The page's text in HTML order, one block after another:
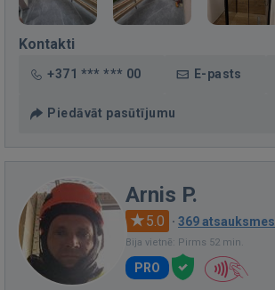
Kontakti
+371 *** *** 00 E-pasts
Piedāvāt pasūtījumu
Arnis P.
5.0 · 369 atsauksmes
Bija vietnē: Pirms 52 min.
PRO